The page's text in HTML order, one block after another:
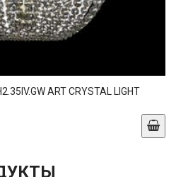
ART CRYSTAL LIGHT